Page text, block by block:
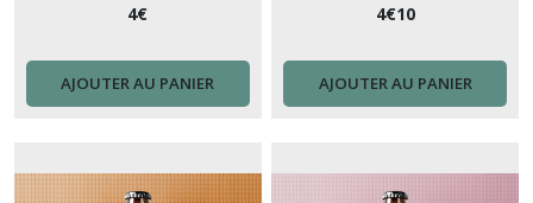
4€
AJOUTER AU PANIER
4€10
AJOUTER AU PANIER